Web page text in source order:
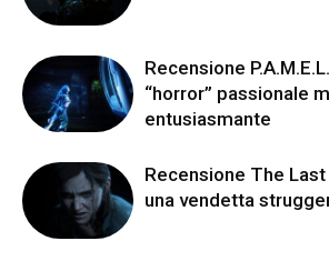
Recensione
“horror” passionale
entusiasmante
Recensione The
una vendetta